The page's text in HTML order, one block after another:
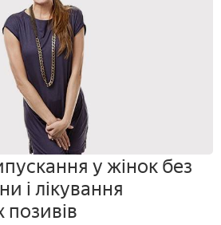
у жінок без
і лікування